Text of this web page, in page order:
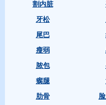
割内脏
牙松
尾巴
瘦弱
脓包
瘸腿
肋骨